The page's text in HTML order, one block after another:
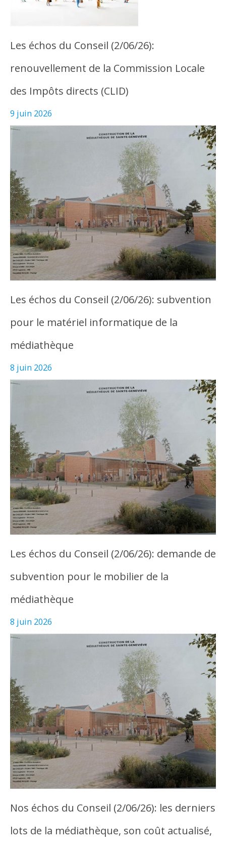
Les échos du Conseil (2/06/26):
renouvellement de la Commission Locale
des Impôts directs (CLID)
9 juin 2026
Les échos du Conseil (2/06/26): subvention
pour le matériel informatique de la
médiathèque
8 juin 2026
Les échos du Conseil (2/06/26): demande de
subvention pour le mobilier de la
médiathèque
8 juin 2026
Nos échos du Conseil (2/06/26): les derniers
lots de la médiathèque, son coût actualisé,